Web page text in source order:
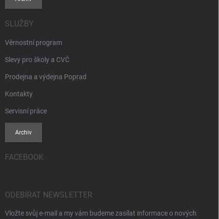
SLUŽBY
Věrnostní program
Slevy pro školy a CVČ
Prodejna a výdejna Poprad
Kontakty
Servisní práce
Archiv
FACEBOOK
ODEBÍRAT NEWSLETTER
Vložte svůj e-mail a my vám budeme zasílat informace o nových